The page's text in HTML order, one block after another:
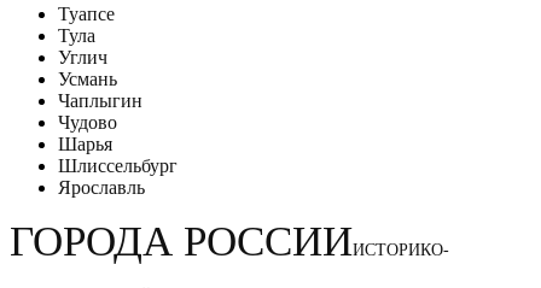
Туапсе
Тула
Углич
Усмань
Чаплыгин
Чудово
Шарья
Шлиссельбург
Ярославль
ГОРОДА РОССИИИСТОРИКО-